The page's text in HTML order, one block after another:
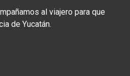
al viajero para que
de Yucatán.